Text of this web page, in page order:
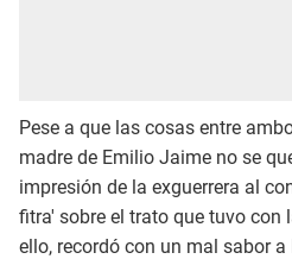
Pese a que las cosas entre
madre de Emilio Jaime no se
impresión de la exguerrera al
fitra' sobre el trato que tuvo con
ello, recordó con un mal sabor a